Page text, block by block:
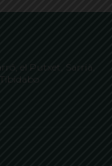
el Putxet, Sarrià,